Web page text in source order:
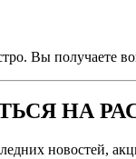
Вы получаете
НА
новостей,